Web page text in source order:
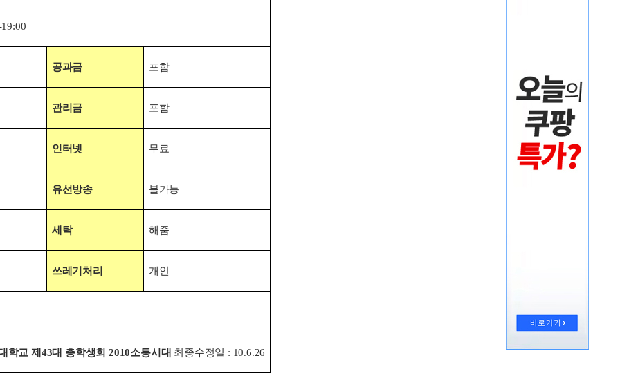
공과금 포함
관리금 포함
인터넷 무료
유선방송 불가능
세탁 해줌
쓰레기처리 개인
학교 제43대 총학생회 2010소통시대 최종수정일 : 10.6.26